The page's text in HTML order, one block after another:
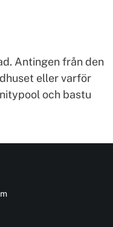
Antingen från den
eller varför
och bastu